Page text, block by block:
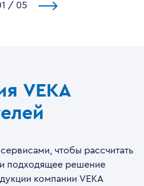
1 / 5
VEKA
чтобы рассчитать
подходящее решение
компании VEKA